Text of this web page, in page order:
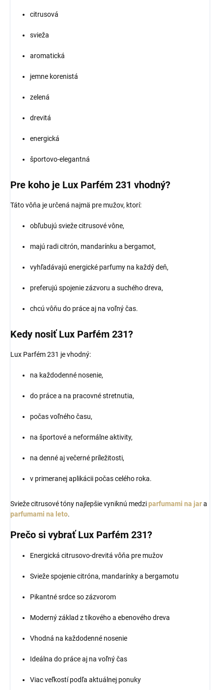
citrusová
svieža
aromatická
jemne korenistá
zelená
drevitá
energická
športovo-elegantná
Pre koho je Lux Parfém 231 vhodný?
Táto vôňa je určená najmä pre mužov, ktorí:
obľubujú svieže citrusové vône,
majú radi citrón, mandarínku a bergamot,
vyhľadávajú energické parfumy na každý deň,
preferujú spojenie zázvoru a suchého dreva,
chcú vôňu do práce aj na voľný čas.
Kedy nosiť Lux Parfém 231?
Lux Parfém 231 je vhodný:
na každodenné nosenie,
do práce a na pracovné stretnutia,
počas voľného času,
na športové a neformálne aktivity,
na denné aj večerné príležitosti,
v primeranej aplikácii počas celého roka.
Svieže citrusové tóny najlepšie vyniknú medziparfumami na jara
parfumami na leto.
Prečo si vybrať Lux Parfém 231?
Energická citrusovo-drevitá vôňa pre mužov
Svieže spojenie citróna, mandarínky a bergamotu
Pikantné srdce so zázvorom
Moderný základ z tíkového a ebenového dreva
Vhodná na každodenné nosenie
Ideálna do práce aj na voľný čas
Viac veľkostí podľa aktuálnej ponuky